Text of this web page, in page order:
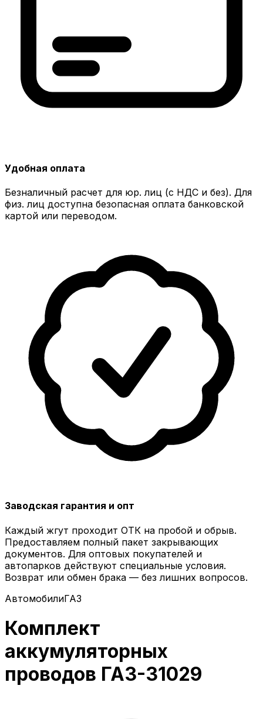
Удобная оплата
Безналичный расчет для юр. лиц (с НДС и без). Для
физ. лиц доступна безопасная оплата банковской
картой или переводом.
Заводская гарантия и опт
Каждый жгут проходит ОТК на пробой и обрыв.
Предоставляем полный пакет закрывающих
документов. Для оптовых покупателей и
автопарков действуют специальные условия.
Возврат или обмен брака — без лишних вопросов.
АвтомобилиГАЗ
Комплект
аккумуляторных
проводов ГАЗ-31029